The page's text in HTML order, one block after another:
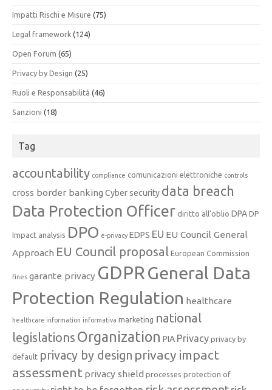
Impatti Rischi e Misure (75)
Legal framework (124)
Open Forum (65)
Privacy by Design (25)
Ruoli e Responsabilità (46)
Sanzioni (18)
Tag
accountability compliance comunicazioni elettroniche controls
cross border banking Cyber security data breach
Data Protection Officer diritto all'oblio DPA DP
Impact analysis DPO e-privacy EDPS EU EU Council General
Approach EU Council proposal European Commission
fines garante privacy GDPRGeneral Data
Protection Regulation healthcare
healthcare information informativa marketing national
legislations Organization PIA Privacy privacy by
default privacy by design privacy impact
assessment privacy shield processes protection of